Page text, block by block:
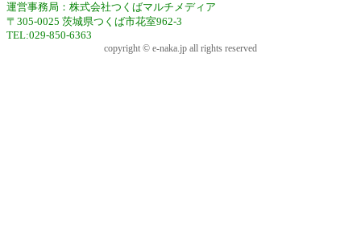
運営事務局：株式会社つくばマルチメディア
〒305-0025 茨城県つくば市花室962-3
TEL:029-850-6363
copyright © e-naka.jp all rights reserved